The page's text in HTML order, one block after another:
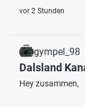
vor 2 Stunden
gympel_98
Dalsland
Hey zusammen,